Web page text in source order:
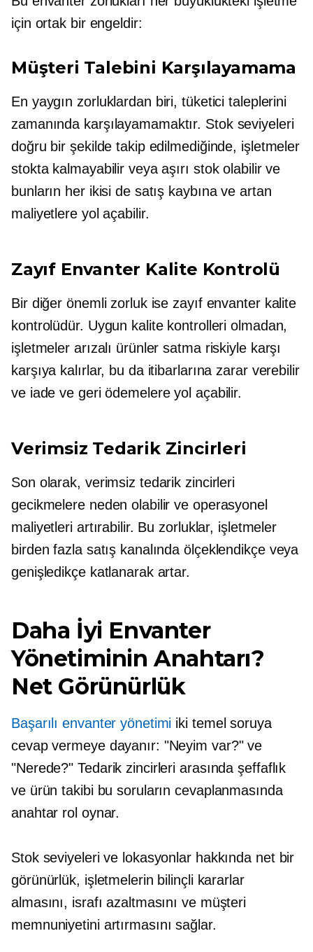
için ortak bir engeldir:
Müşteri Talebini Karşılayamama
En yaygın zorluklardan biri, tüketici taleplerini
zamanında karşılayamamaktır. Stok seviyeleri
doğru bir şekilde takip edilmediğinde, işletmeler
stokta kalmayabilir veya aşırı stok olabilir ve
bunların her ikisi de satış kaybına ve artan
maliyetlere yol açabilir.
Zayıf Envanter Kalite Kontrolü
Bir diğer önemli zorluk ise zayıf envanter kalite
kontrolüdür. Uygun kalite kontrolleri olmadan,
işletmeler arızalı ürünler satma riskiyle karşı
karşıya kalırlar, bu da itibarlarına zarar verebilir
ve iade ve geri ödemelere yol açabilir.
Verimsiz Tedarik Zincirleri
Son olarak, verimsiz tedarik zincirleri
gecikmelere neden olabilir ve operasyonel
maliyetleri artırabilir. Bu zorluklar, işletmeler
birden fazla satış kanalında ölçeklendikçe veya
genişledikçe katlanarak artar.
Daha İyi Envanter
Yönetiminin Anahtarı?
Net Görünürlük
Başarılı envanter yönetimi iki temel soruya
cevap vermeye dayanır: "Neyim var?" ve
"Nerede?" Tedarik zincirleri arasında şeffaflık
ve ürün takibi bu soruların cevaplanmasında
anahtar rol oynar.
Stok seviyeleri ve lokasyonlar hakkında net bir
görünürlük, işletmelerin bilinçli kararlar
almasını, israfı azaltmasını ve müşteri
memnuniyetini artırmasını sağlar.